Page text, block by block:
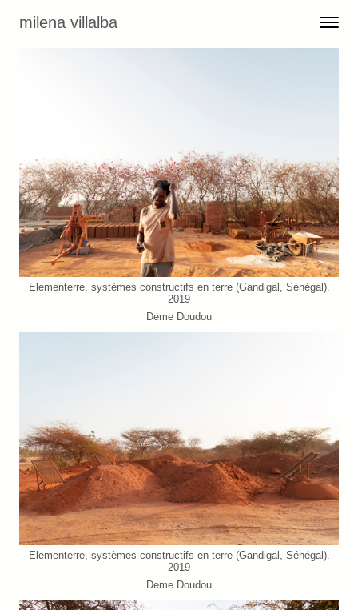
milena villalba Toggle
Menu
Elementerre, systèmes constructifs en terre (Gandigal, Sénégal).
2019
Deme Doudou
Elementerre, systèmes constructifs en terre (Gandigal, Sénégal).
2019
Deme Doudou